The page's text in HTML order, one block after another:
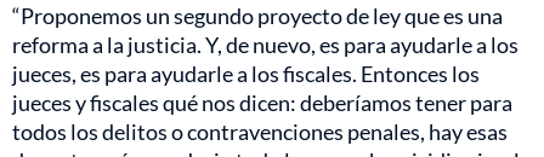
“Proponemos un segundo proyecto de ley que es una
reforma a la justicia. Y, de nuevo, es para ayudarle a los
jueces, es para ayudarle a los fiscales. Entonces los
jueces y fiscales qué nos dicen: deberíamos tener para
todos los delitos o contravenciones penales, hay esas